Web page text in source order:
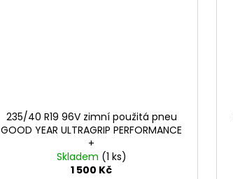
235/40 R19 96V zimní použitá pneu
GOOD YEAR ULTRAGRIP PERFORMANCE
+
Skladem (1 ks)
1 500 Kč